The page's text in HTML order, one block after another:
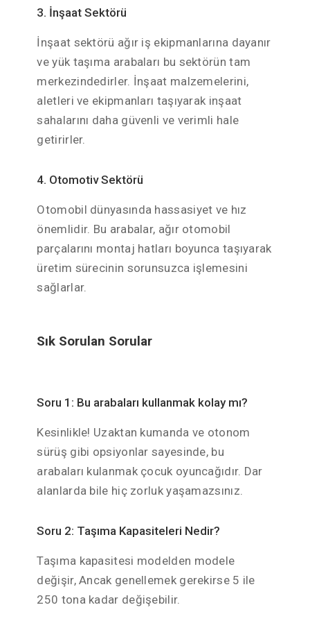
3. İnşaat Sektörü
İnşaat sektörü ağır iş ekipmanlarına dayanır
ve yük taşıma arabaları bu sektörün tam
merkezindedirler. İnşaat malzemelerini,
aletleri ve ekipmanları taşıyarak inşaat
sahalarını daha güvenli ve verimli hale
getirirler.
4. Otomotiv Sektörü
Otomobil dünyasında hassasiyet ve hız
önemlidir. Bu arabalar, ağır otomobil
parçalarını montaj hatları boyunca taşıyarak
üretim sürecinin sorunsuzca işlemesini
sağlarlar.
Sık Sorulan Sorular
Soru 1: Bu arabaları kullanmak kolay mı?
Kesinlikle! Uzaktan kumanda ve otonom
sürüş gibi opsiyonlar sayesinde, bu
arabaları kulanmak çocuk oyuncağıdır. Dar
alanlarda bile hiç zorluk yaşamazsınız.
Soru 2: Taşıma Kapasiteleri Nedir?
Taşıma kapasitesi modelden modele
değişir, Ancak genellemek gerekirse 5 ile
250 tona kadar değişebilir.